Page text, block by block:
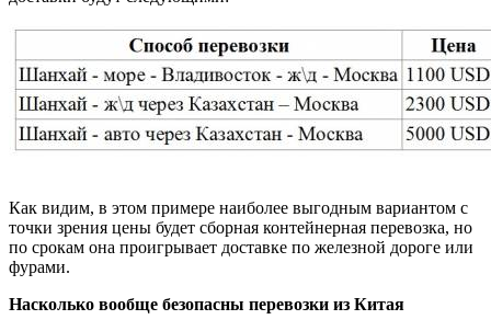
Как видим, в этом примере наиболее выгодным вариантом с
точки зрения цены будет сборная контейнерная перевозка, но
по срокам она проигрывает доставке по железной дороге или
фурами.
Насколько вообще безопасны перевозки из Китая